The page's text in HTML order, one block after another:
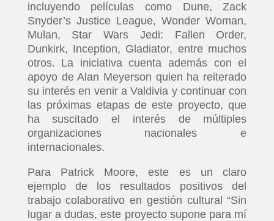
SERIES
TECNOVITOS
T-
PLUS
EVENTOS
incluyendo películas como Dune, Zack
Snyder’s Justice League, Wonder Woman,
Mulan, Star Wars Jedi: Fallen Order,
Dunkirk, Inception, Gladiator, entre muchos
otros. La iniciativa cuenta además con el
apoyo de Alan Meyerson quien ha reiterado
su interés en venir a Valdivia y continuar con
las próximas etapas de este proyecto, que
ha suscitado el interés de múltiples
organizaciones nacionales e
internacionales.
Para Patrick Moore, este es un claro
ejemplo de los resultados positivos del
trabajo colaborativo en gestión cultural “Sin
lugar a dudas, este proyecto supone para mí